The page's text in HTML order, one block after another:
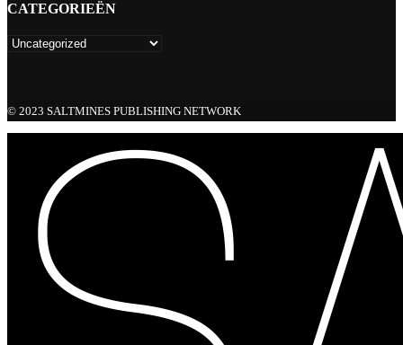
CATEGORIEËN
© 2023 SALTMINES PUBLISHING NETWORK